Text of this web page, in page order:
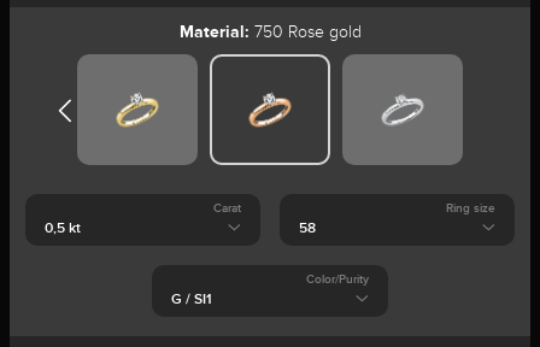
Material: 750 Rose gold
Carat Ring size
Color/Purity